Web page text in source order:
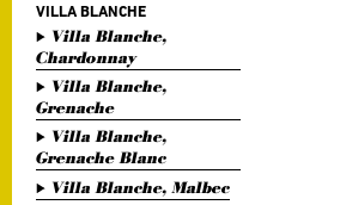
VILLA BLANCHE
Villa Blanche,
Chardonnay
Villa Blanche,
Grenache
Villa Blanche,
Grenache Blanc
Villa Blanche, Malbec